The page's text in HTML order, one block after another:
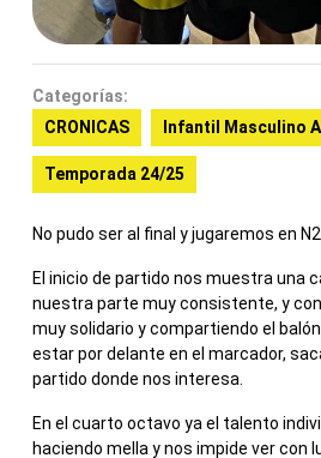
Categorías:
CRONICAS
Infantil Masculino A
Temporada 24/25
No pudo ser al final y jugaremos en N2.
El inicio de partido nos muestra una
nuestra parte muy consistente, y
muy solidario y compartiendo el
estar por delante en el marcador,
partido donde nos interesa.
En el cuarto octavo ya el talento
haciendo mella y nos impide ver con